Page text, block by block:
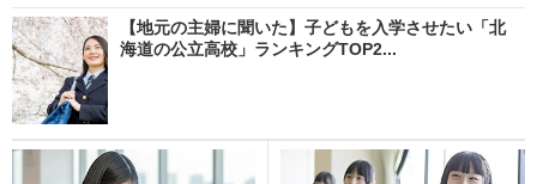
【地元の主婦に聞いた】子どもを入学させたい「北
海道の公立高校」ランキングTOP2...